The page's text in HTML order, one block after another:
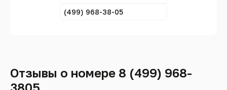
(499) 968-38-05
Отзывы о номере 8 (499) 968-